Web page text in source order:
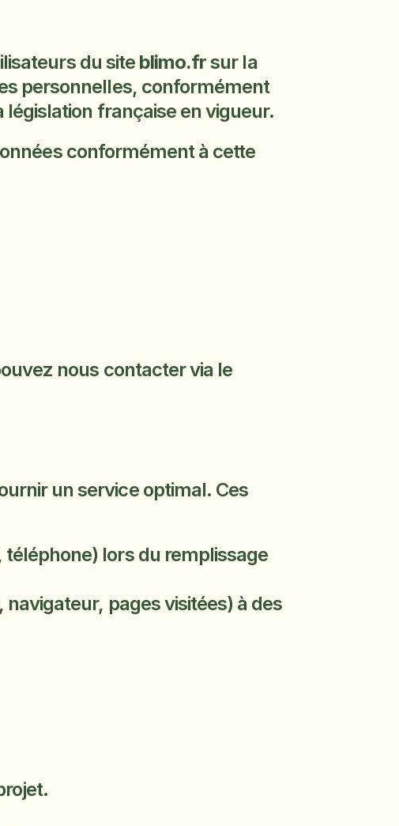
du site blimo.fr sur la
personnelles, conformément
législation française en vigueur.
conformément à cette
nous contacter via le
un service optimal. Ces
lors du remplissage
pages visitées) à des